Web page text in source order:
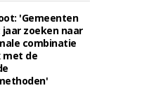
'Gemeenten
zoeken naar
combinatie
met de